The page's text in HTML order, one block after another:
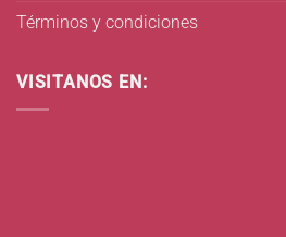
Términos y condiciones
VISITANOS EN: